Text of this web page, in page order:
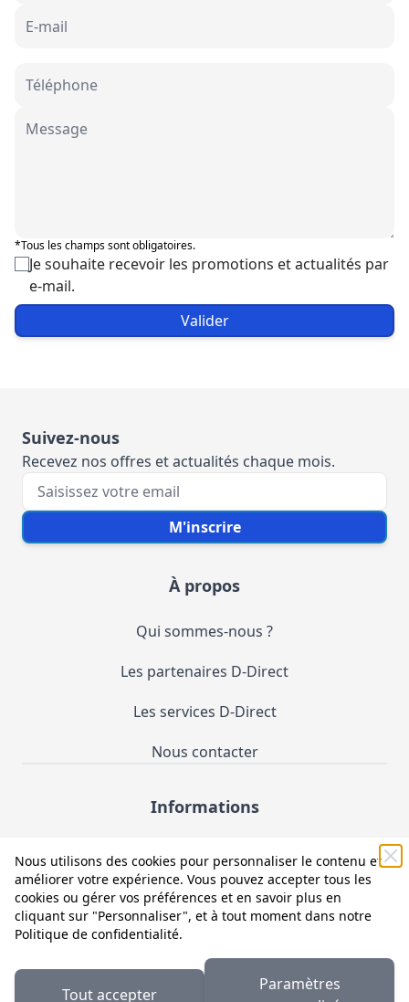
Nous utilisons des cookies pour personnaliser le contenu et
améliorer votre expérience. Vous pouvez accepter tous les
cookies ou gérer vos préférences et en savoir plus en
cliquant sur "Personnaliser", et à tout moment dans notre
Politique de confidentialité.
Tout accepter
Paramètres
*Tous les champs sont obligatoires.
Je souhaite recevoir les promotions et actualités par
e-mail.
Valider
Suivez-nous
Recevez nos offres et actualités chaque mois.
Votre e-mail M'inscrire
À propos
Qui sommes-nous ?
Les partenaires D-Direct
Les services D-Direct
Nous contacter
Informations
Demande de catalogue
Mentions légales et CGV
Conditions générales d'utilisation (CGU)
Politique de confidentialité